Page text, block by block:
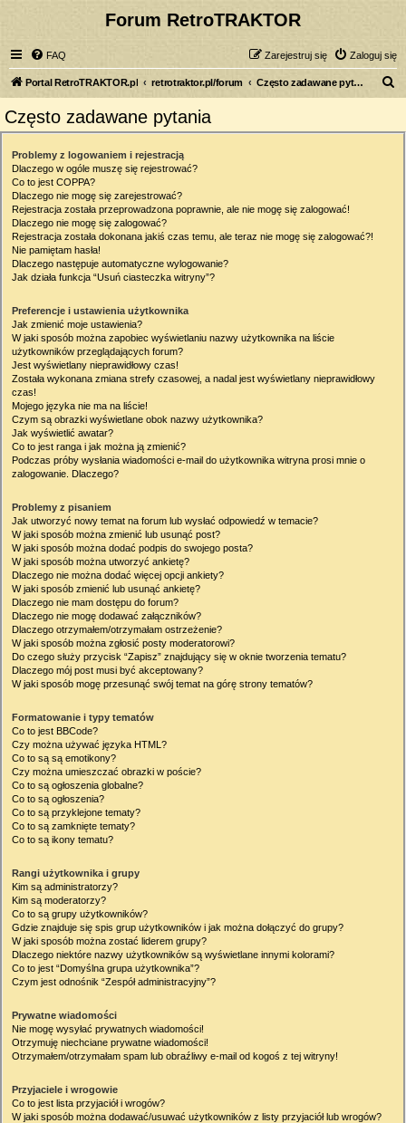
Forum RetroTRAKTOR
FAQ Zaloguj się
Zarejestruj się
Portal RetroTRAKTOR.pl retrotraktor.pl/forum Często zadawane pytania
Często zadawane pytania
Problemy z logowaniem i rejestracją
Dlaczego w ogóle muszę się rejestrować?
Co to jest COPPA?
Dlaczego nie mogę się zarejestrować?
Rejestracja została przeprowadzona poprawnie, ale nie mogę się zalogować!
Dlaczego nie mogę się zalogować?
Rejestracja została dokonana jakiś czas temu, ale teraz nie mogę się zalogować?!
Nie pamiętam hasła!
Dlaczego następuje automatyczne wylogowanie?
Jak działa funkcja “Usuń ciasteczka witryny”?
Preferencje i ustawienia użytkownika
Jak zmienić moje ustawienia?
W jaki sposób można zapobiec wyświetlaniu nazwy użytkownika na liście
użytkowników przeglądających forum?
Jest wyświetlany nieprawidłowy czas!
Została wykonana zmiana strefy czasowej, a nadal jest wyświetlany nieprawidłowy
czas!
Mojego języka nie ma na liście!
Czym są obrazki wyświetlane obok nazwy użytkownika?
Jak wyświetlić awatar?
Co to jest ranga i jak można ją zmienić?
Podczas próby wysłania wiadomości e-mail do użytkownika witryna prosi mnie o
zalogowanie. Dlaczego?
Problemy z pisaniem
Jak utworzyć nowy temat na forum lub wysłać odpowiedź w temacie?
W jaki sposób można zmienić lub usunąć post?
W jaki sposób można dodać podpis do swojego posta?
W jaki sposób można utworzyć ankietę?
Dlaczego nie można dodać więcej opcji ankiety?
W jaki sposób zmienić lub usunąć ankietę?
Dlaczego nie mam dostępu do forum?
Dlaczego nie mogę dodawać załączników?
Dlaczego otrzymałem/otrzymałam ostrzeżenie?
W jaki sposób można zgłosić posty moderatorowi?
Do czego służy przycisk “Zapisz” znajdujący się w oknie tworzenia tematu?
Dlaczego mój post musi być akceptowany?
W jaki sposób mogę przesunąć swój temat na górę strony tematów?
Formatowanie i typy tematów
Co to jest BBCode?
Czy można używać języka HTML?
Co to są są emotikony?
Czy można umieszczać obrazki w poście?
Co to są ogłoszenia globalne?
Co to są ogłoszenia?
Co to są przyklejone tematy?
Co to są zamknięte tematy?
Co to są ikony tematu?
Rangi użytkownika i grupy
Kim są administratorzy?
Kim są moderatorzy?
Co to są grupy użytkowników?
Gdzie znajduje się spis grup użytkowników i jak można dołączyć do grupy?
W jaki sposób można zostać liderem grupy?
Dlaczego niektóre nazwy użytkowników są wyświetlane innymi kolorami?
Co to jest “Domyślna grupa użytkownika”?
Czym jest odnośnik “Zespół administracyjny”?
Prywatne wiadomości
Nie mogę wysyłać prywatnych wiadomości!
Otrzymuję niechciane prywatne wiadomości!
Otrzymałem/otrzymałam spam lub obraźliwy e-mail od kogoś z tej witryny!
Przyjaciele i wrogowie
Co to jest lista przyjaciół i wrogów?
W jaki sposób można dodawać/usuwać użytkowników z listy przyjaciół lub wrogów?